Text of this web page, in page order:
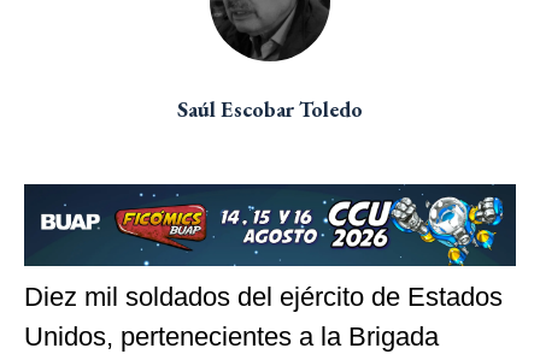
Saúl Escobar Toledo
Diez mil soldados del ejército de Estados
Unidos, pertenecientes a la Brigada